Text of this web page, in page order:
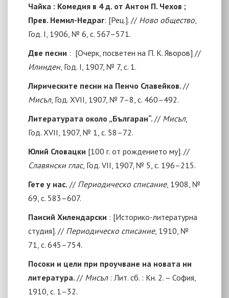
Чайка : Комедия в 4 д. от Антон П. Чехов ;
Прев. Немил-Недраг: [Рец.]. // Ново общество
Год. І, 1906, № 6, с. 567–571.
Две песни : [Очерк, посветен на П. К. Яворов] //
Илинден, Год. І, 1907, № 7, с. 1.
Лирическите песни на Пенчо Славейков. //
Мисъл, Год. ХVII, 1907, № 7–8, с. 460–492.
Литературата около „Българан“. // Мисъл,
Год. ХVII, 1907, № 1, с. 58–72.
Юлий Словацки [100 г. от рождението му]. //
Славянски глас, Год. VII, 1907, № 5, с. 196–215.
Гете у нас. // Периодическо списание, 1908, №
69, с. 583–607.
Паисий Хилендарски : [Историко-литературна
студия]. // Периодическо списание, 1910 , №
71 , с. 645 –754.
Посоки и цели при проучване на новата ни
литература. // Мисъл: Лит. сб. : Кн. 2. – София,
1910, с. 1–32.